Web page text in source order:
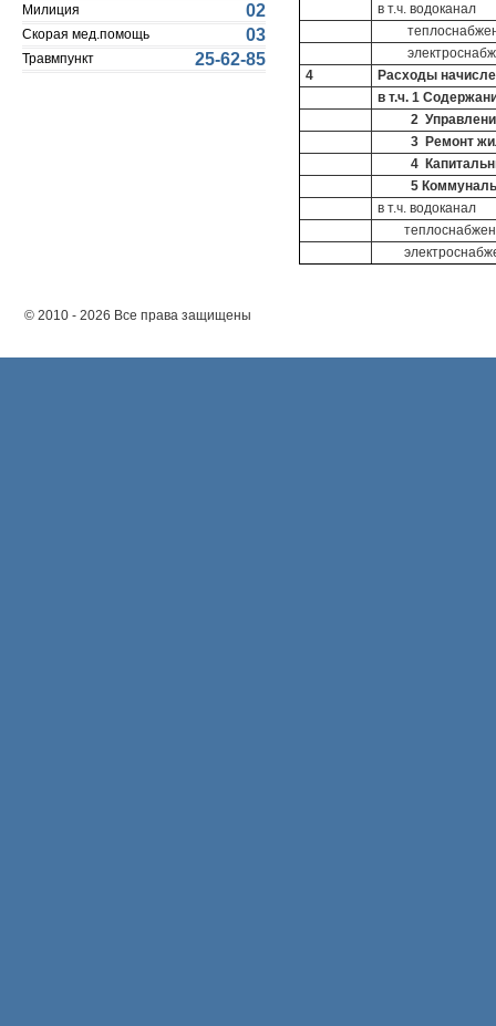
Милиция 02
Скорая мед.помощь 03
Травмпункт 25-62-85
в т.ч. водоканал
4
Расходы
в т.ч. 1
2
3 Ремонт
4
5
в т.ч. водоканал
© 2010 - 2026 Все права защищены